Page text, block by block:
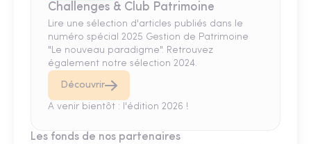
Challenges & Club Patrimoine
Lire une sélection d'articles publiés dans le
numéro spécial 2025 Gestion de Patrimoine
"Le nouveau paradigme". Retrouvez
également notre sélection 2024.
Découvrir
A venir bientôt : l'édition 2026 !
Les fonds de nos partenaires